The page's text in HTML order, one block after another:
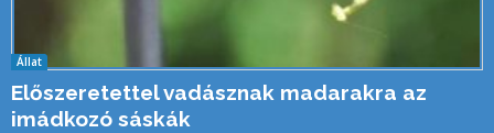
Állat
Előszeretettel vadásznak madarakra az
imádkozó sáskák